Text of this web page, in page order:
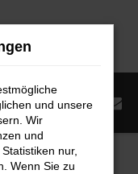
und unsere
Wir
und
nur,
Wenn Sie zu